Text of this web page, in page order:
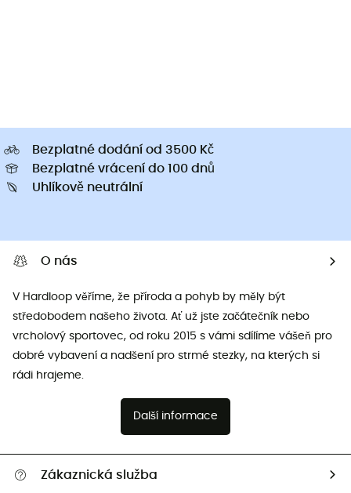
Bezplatné dodání od 3500 Kč
Bezplatné vrácení do 100 dnů
Uhlíkově neutrální
O nás
V Hardloop věříme, že příroda a pohyb by měly být
středobodem našeho života. Ať už jste začátečník nebo
vrcholový sportovec, od roku 2015 s vámi sdílíme vášeň pro
dobré vybavení a nadšení pro strmé stezky, na kterých si
rádi hrajeme.
Další informace
Zákaznická služba